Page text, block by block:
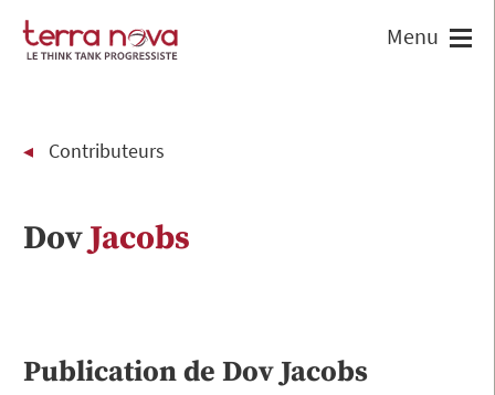
Contributeurs
DovJacobs
Publication de DovJacobs